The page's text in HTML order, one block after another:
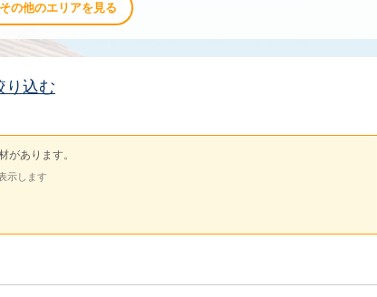
その他のエリアを見る
り込む
があります。
示します